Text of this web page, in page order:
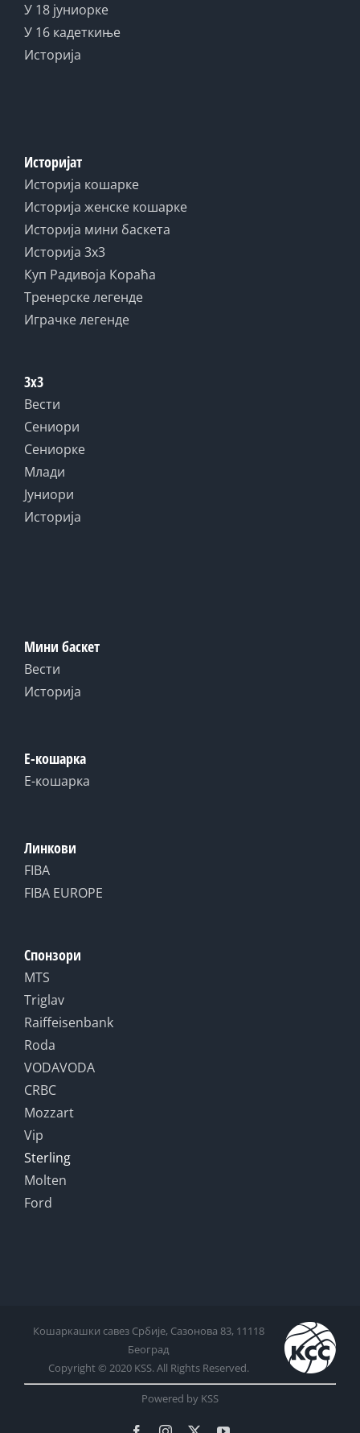
У 18 јуниорке
У 16 кадеткиње
Историја
Историјат
Историја кошарке
Историја женске кошарке
Историја мини баскета
Историја 3x3
Куп Радивоја Кораћа
Тренерске легенде
Играчке легенде
3x3
Вести
Сениори
Сениорке
Млади
Јуниори
Историја
Мини баскет
Вести
Историја
Е-кошарка
Е-кошарка
Линкови
FIBA
FIBA EUROPE
Спонзори
MTS
Triglav
Raiffeisenbank
Roda
VODAVODA
CRBC
Mozzart
Vip
Sterling
Molten
Ford
Кошаркашки савез Србије, Сазонова 83, 11118
Београд
Copyright © 2020 KSS. All Rights Reserved.
Powered by KSS